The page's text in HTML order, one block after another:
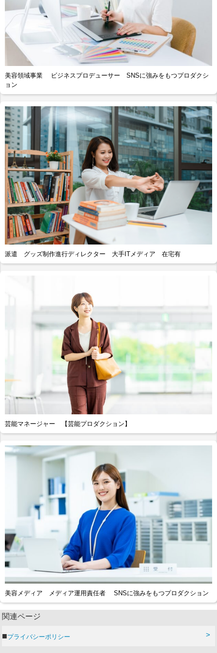
美容領域事業 ビジネスプロデューサー SNSに強みをもつプロダクシ
ョン
派遣 グッズ制作進行ディレクター 大手ITメディア 在宅有
芸能マネージャー 【芸能プロダクション】
美容メディア メディア運用責任者 SNSに強みをもつプロダクション
関連ページ
プライバシーポリシー